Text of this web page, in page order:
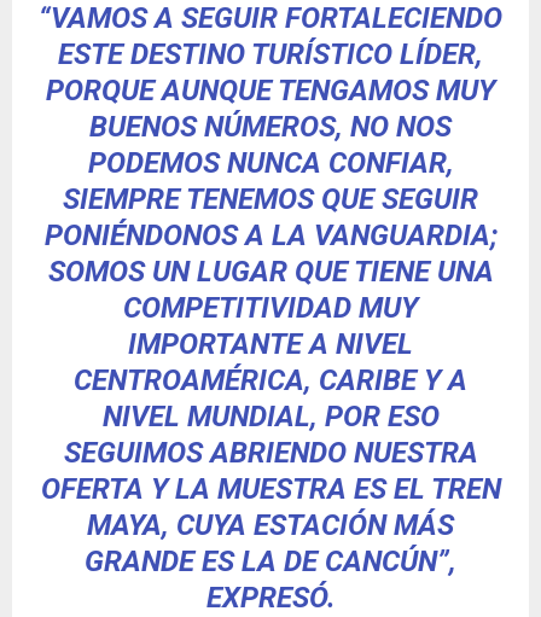
“VAMOS A SEGUIR FORTALECIENDO
ESTE DESTINO TURÍSTICO LÍDER,
PORQUE AUNQUE TENGAMOS MUY
BUENOS NÚMEROS, NO NOS
PODEMOS NUNCA CONFIAR,
SIEMPRE TENEMOS QUE SEGUIR
PONIÉNDONOS A LA VANGUARDIA;
SOMOS UN LUGAR QUE TIENE UNA
COMPETITIVIDAD MUY
IMPORTANTE A NIVEL
CENTROAMÉRICA, CARIBE Y A
NIVEL MUNDIAL, POR ESO
SEGUIMOS ABRIENDO NUESTRA
OFERTA Y LA MUESTRA ES EL TREN
MAYA, CUYA ESTACIÓN MÁS
GRANDE ES LA DE CANCÚN”,
EXPRESÓ.